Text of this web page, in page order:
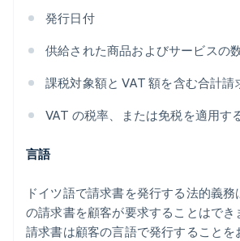
発行日付
供給された商品およびサービスの
課税対象額と VAT 額を含む合計請
VAT の税率、または免税を適用す
言語
ドイツ語で請求書を発行する法的義
の請求書を顧客が要求することはでき
請求書は顧客の言語で発行すること